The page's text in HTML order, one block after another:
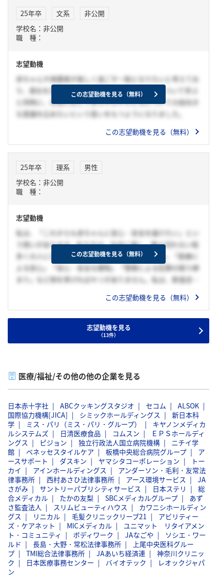
25年卒 文系
非公開
学校名：非公開
職 種：
志望動機
赤ちゃんや保護者が楽しく過ごす一助となりたいと考えてお
り、貴社を志望します。大学で乳幼児や子育てについて学ぶ
と同時に、社会に対して赤ちゃんや子どもについての前向き
な意識を広めたいという思いをもつようになりました。
この志望動機を見る（無料）
この志望動機を見る（無料）
25年卒 理系
男性
学校名：非公開
職 種：
志望動機
私は、「これからも赤ちゃんに安心・安全を届けたい」とい
う想いがあります。私たちは、社会に属し、数え切れない程
多くの人に支えられています。「食の安心・安全」「医療に
よる安心」「安心・安全な建物」「警察による犯罪の取り締
まり」など例を挙げればキリがありません。私は、飲食店で
な食が提供されること、怪我をすれば病院で薬や治療を受け
様々な人のおかげであることを実感しました。だからこそ、
私は貴社に入社し、働くことを通じて「安心・安全」を提供
この志望動機を見る（無料）
この志望動機を見る（無料）
志望動機を見る
（13件）
医療/福祉/その他の他の企業を見る
日本赤十字社 ABCクッキングスタジオ セコム
ALSOK
国際協力機構[JICA]
シミックホールディングス
新日本科
学
ミス・パリ（ミス・パリ・グループ）
キヤノンメディカ
ルシステムズ
日清医療食品 コムスン
ＥＰＳホールディ
ングス
ピジョン 独立行政法人国立病院機構
ニチイ学
館
ベネッセスタイルケア 板橋中央総合病院グループ
ア
ースサポート
ダスキン ヤマシタコーポレーション
トー
カイ
アインホールディングス
アンダーソン・毛利・友常法
律事務所
西村あさひ法律事務所 アース環境サービス
JA
さがみ
サントリーパブリシティサービス 日本ステリ
総
合メディカル
たかの友梨 SBCメディカルグループ
あず
さ監査法人
スリムビューティハウス
カワニシホールディン
グス
リニカル 毛髪クリニックリーブ21
アビリティー
ズ・ケアネット
MICメディカル
ユニマット リタイアメン
ト・コミュニティ
ボディワーク JAなごや
ソシエ・ワー
ルド
長島・大野・常松法律事務所
上尾中央医科グルー
プ
TMI総合法律事務所 JAあいち経済連
神奈川クリニッ
ク
日本医療事務センター バイオテック
レオックジャパ
ン